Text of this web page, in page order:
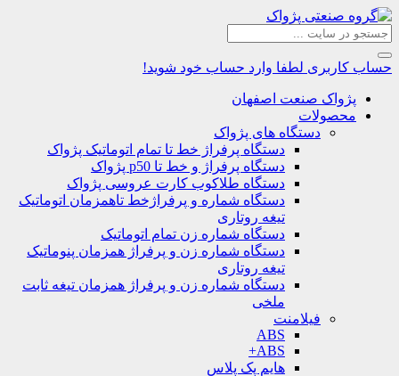
حساب کاربری لطفا وارد حساب خود شوید!
پژواک صنعت اصفهان
محصولات
دستگاه های پژواک
دستگاه پرفراژ خط تا تمام اتوماتیک پژواک
دستگاه پرفراژ و خط تا p50 پژواک
دستگاه طلاکوب کارت عروسی پژواک
دستگاه شماره و پرفراژخط تاهمزمان اتوماتیک
تیغه روتاری
دستگاه شماره زن تمام اتوماتیک
دستگاه شماره زن و پرفراژ همزمان پنوماتیک
تیغه روتاری
دستگاه شماره زن و پرفراژ همزمان تیغه ثابت
ملخی
فیلامنت
ABS
ABS+
هایم پک پلاس